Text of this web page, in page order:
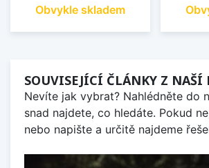
Obvykle skladem
SOUVISEJÍCÍ ČLÁNKY Z NAŠÍ
Nevíte jak vybrat? Nahlédněte do
snad najdete, co hledáte. Pokud
nebo napište a určitě najdeme